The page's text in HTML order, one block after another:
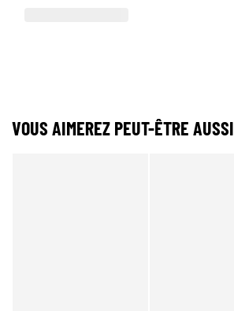
VOUS AIMEREZ PEUT-ÊTRE AUSSI